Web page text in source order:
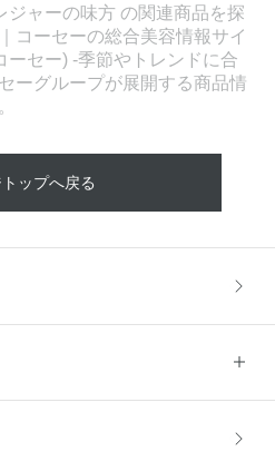
ジャーの味方 の関連商品を探
コーセーの総合美容情報サイ
ーセー) -季節やトレンドに合
ーグループが展開する商品情
ップへ戻る